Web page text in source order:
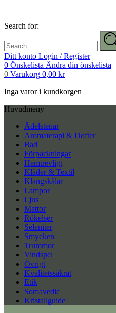
Search for:
Ditt konto Login / Register
0 Önskelista Ändra din önskelista
0 Varukorg 0,00 kr
Inga varor i kundkorgen
Huvudmeny
Ädelstenar
Aromaterapi & Dofter
Bad
Förpackningar
Hemtrevligt
Kläder & Textil
Klangskålar
Lampor
Ljus
Mattor
Rökelser
Seleniter
Smycken
Trummor
Vindspel
Övrigt
Kvalitetssäkrat
Etik
Somavedic
Kristallguide